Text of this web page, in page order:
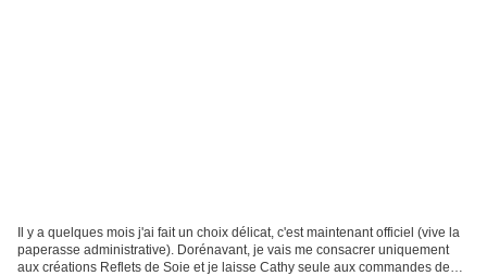
Il y a quelques mois j'ai fait un choix délicat, c'est maintenant officiel (vive la
paperasse administrative). Dorénavant, je vais me consacrer uniquement
aux créations Reflets de Soie et je laisse Cathy seule aux commandes de